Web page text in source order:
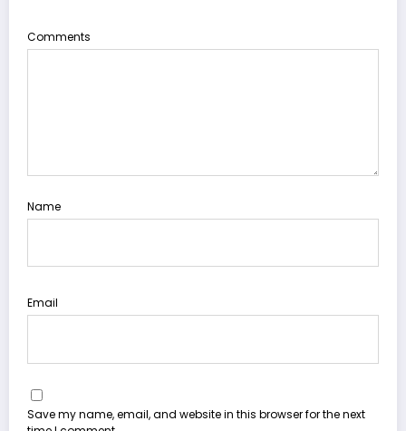
Comments
Name
Email
Save my name, email, and website in this browser for the next